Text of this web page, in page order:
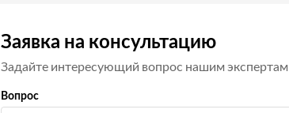
Заявка на консультацию
Задайте интересующий вопрос нашим экспертам
Вопрос